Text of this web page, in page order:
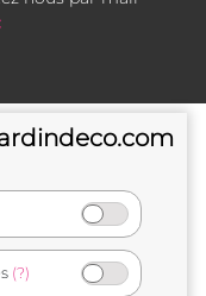
(?)